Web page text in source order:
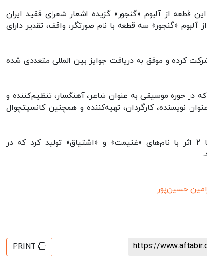
قطعه از آلبوم «گنجور» گزیده اشعار شعرای فقید ایران
«گنجور» سه قطعه با نام صورتگر، واقف، تقدیر دارای
بیش از ۳۵ رقابت بین‌المللی شرکت کرده و موفق به دریافت جوایز بین المللی متعددی شده
حوزه موسیقی به عنوان شاعر، آهنگساز، تنظیم‌کننده و
نویسنده، کارگردان، تهیه‌کننده و همچنین کانسپتچوال
حسین‌پور سال ۹۴ با تلفیق هنر معماری، موسیقی و سینما ۲ اثر با نام‌های «غنیمت» و «اشتیاق» تولید کرد که در
حسین‌پور
https://
PRINT